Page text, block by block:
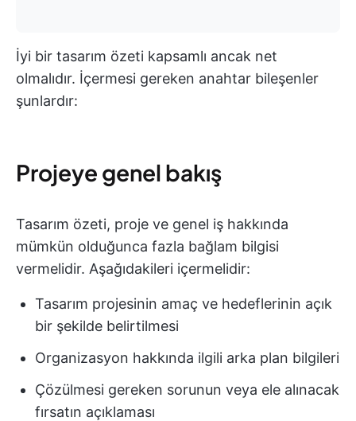
İyi bir tasarım özeti kapsamlı ancak net
olmalıdır. İçermesi gereken anahtar bileşenler
şunlardır:
Projeye genel bakış
Tasarım özeti, proje ve genel iş hakkında
mümkün olduğunca fazla bağlam bilgisi
vermelidir. Aşağıdakileri içermelidir:
Tasarım projesinin amaç ve hedeflerinin açık
bir şekilde belirtilmesi
Organizasyon hakkında ilgili arka plan bilgileri
Çözülmesi gereken sorunun veya ele alınacak
fırsatın açıklaması